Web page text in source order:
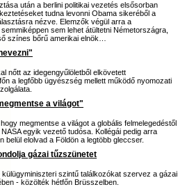
után a berlini politikai vezetés elsősorban
tudna levonni Obama sikeréből a
nézve. Elemzők végül arra a
sem lehet átültetni Németországra,
színes bőrű amerikai elnök…
nőtt az idegengyűlöletből elkövetett
a legfőbb ügyészség mellett működő nyomozati
a világot"
megmentse a világot a globális felmelegedéstől
egyik vezető tudósa. Kollégái pedig arra
elolvad a Földön a legtöbb gleccser.
gázai tűzszünetet
szintű találkozókat szervez a gázai
- közölték hétfőn Brüsszelben.